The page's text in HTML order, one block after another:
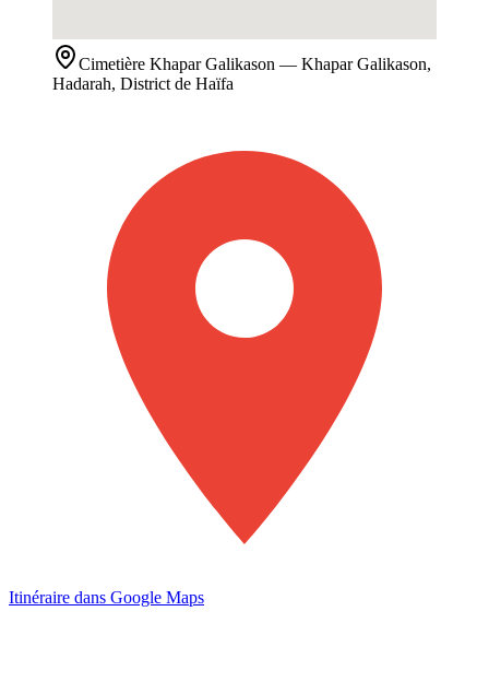
Cimetière Khapar Galikason — Khapar Galikason,
Hadarah, District de Haïfa
Itinéraire dans Google Maps